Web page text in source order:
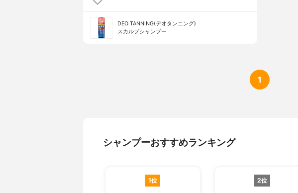
DEO TANNING(デオタンニング)
スカルプシャンプー
1
シャンプーおすすめランキング
1位 2位